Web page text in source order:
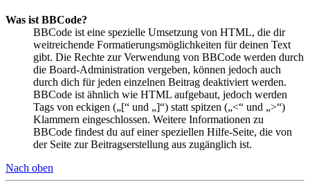
Was ist BBCode?
BBCode ist eine spezielle Umsetzung von HTML, die dir
weitreichende Formatierungsmöglichkeiten für deinen Text
gibt. Die Rechte zur Verwendung von BBCode werden durch
die Board-Administration vergeben, können jedoch auch
durch dich für jeden einzelnen Beitrag deaktiviert werden.
BBCode ist ähnlich wie HTML aufgebaut, jedoch werden
Tags von eckigen („[“ und „]“) statt spitzen („<“ und „>“)
Klammern eingeschlossen. Weitere Informationen zu
BBCode findest du auf einer speziellen Hilfe-Seite, die von
der Seite zur Beitragserstellung aus zugänglich ist.
Nach oben